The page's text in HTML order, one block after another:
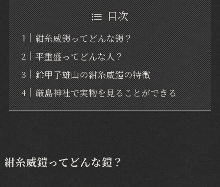
目次
紺糸威鎧ってどんな鎧？
平重盛ってどんな人？
鈴甲子雄山の紺糸威鎧の特徴
厳島神社で実物を見ることができる
紺糸威鎧ってどんな鎧？